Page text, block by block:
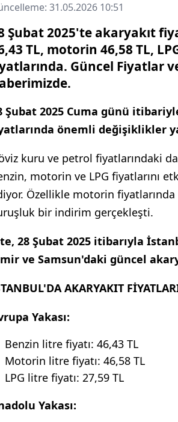
31.05.2026 10:51
Şubat 2025'te akaryakıt
TL, motorin 46,58 TL,
Güncel Fiyatlar
Şubat 2025 Cuma günü
önemli değişiklikler
kuru ve petrol fiyatlarındaki
motorin ve LPG fiyatlarını
Özellikle motorin
bir indirim gerçekleşti.
28 Şubat 2025 itibarıyla
ve Samsun'daki güncel
AKARYAKIT
Yakası:
Benzin litre fiyatı: 46,43 TL
Motorin litre fiyatı: 46,58 TL
LPG litre fiyatı: 27,59 TL
Yakası: